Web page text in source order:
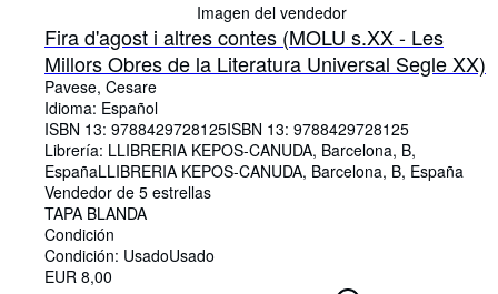
Imagen del vendedor
Fira d'agost i altres contes (MOLU s.XX - Les
Millors Obres de la Literatura Universal Segle XX)
Pavese, Cesare
Idioma: Español
ISBN 13: 9788429728125ISBN 13: 9788429728125
Librería: LLIBRERIA KEPOS-CANUDA, Barcelona, B,
EspañaLLIBRERIA KEPOS-CANUDA, Barcelona, B, España
Vendedor de 5 estrellas
TAPA BLANDA
Condición
Condición: UsadoUsado
EUR 8,00